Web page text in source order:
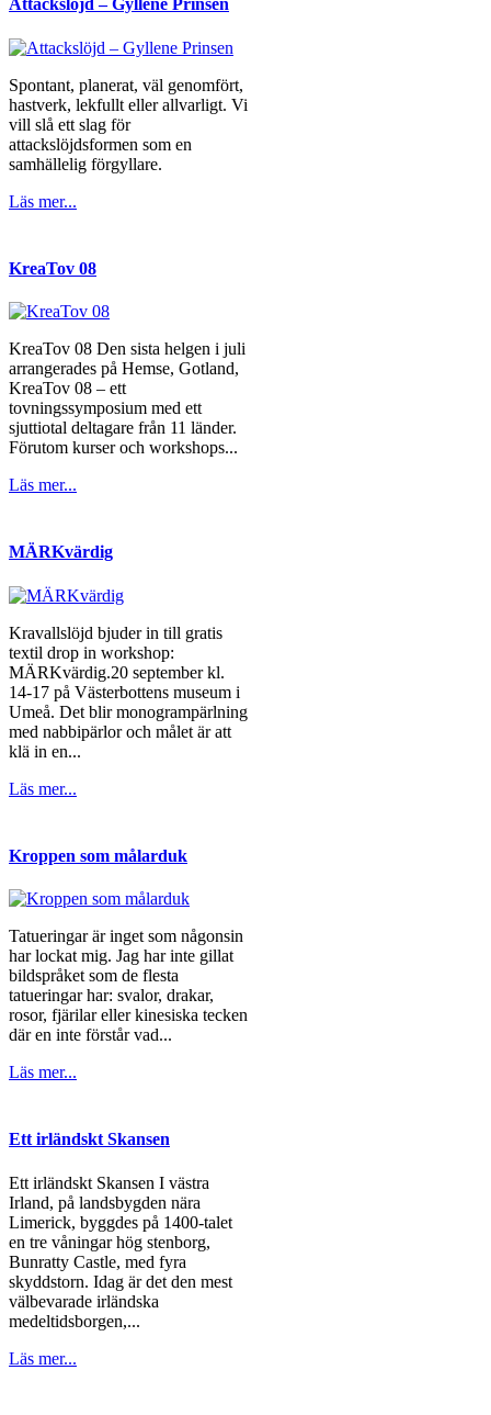
Attackslöjd – Gyllene Prinsen
Spontant, planerat, väl genomfört,
hastverk, lekfullt eller allvarligt. Vi
vill slå ett slag för
attackslöjdsformen som en
samhällelig förgyllare.
Läs mer...
KreaTov 08
KreaTov 08 Den sista helgen i juli
arrangerades på Hemse, Gotland,
KreaTov 08 – ett
tovningssymposium med ett
sjuttiotal deltagare från 11 länder.
Förutom kurser och workshops...
Läs mer...
MÄRKvärdig
Kravallslöjd bjuder in till gratis
textil drop in workshop:
MÄRKvärdig.20 september kl.
14-17 på Västerbottens museum i
Umeå. Det blir monogrampärlning
med nabbipärlor och målet är att
klä in en...
Läs mer...
Kroppen som målarduk
Tatueringar är inget som någonsin
har lockat mig. Jag har inte gillat
bildspråket som de flesta
tatueringar har: svalor, drakar,
rosor, fjärilar eller kinesiska tecken
där en inte förstår vad...
Läs mer...
Ett irländskt Skansen
Ett irländskt Skansen I västra
Irland, på landsbygden nära
Limerick, byggdes på 1400-talet
en tre våningar hög stenborg,
Bunratty Castle, med fyra
skyddstorn. Idag är det den mest
välbevarade irländska
medeltidsborgen,...
Läs mer...